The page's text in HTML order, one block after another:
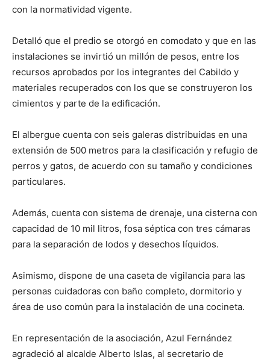
con la normatividad vigente.
Detalló que el predio se otorgó en comodato y que en las
instalaciones se invirtió un millón de pesos, entre los
recursos aprobados por los integrantes del Cabildo y
materiales recuperados con los que se construyeron los
cimientos y parte de la edificación.
El albergue cuenta con seis galeras distribuidas en una
extensión de 500 metros para la clasificación y refugio de
perros y gatos, de acuerdo con su tamaño y condiciones
particulares.
Además, cuenta con sistema de drenaje, una cisterna con
capacidad de 10 mil litros, fosa séptica con tres cámaras
para la separación de lodos y desechos líquidos.
Asimismo, dispone de una caseta de vigilancia para las
personas cuidadoras con baño completo, dormitorio y
área de uso común para la instalación de una cocineta.
En representación de la asociación, Azul Fernández
agradeció al alcalde Alberto Islas, al secretario de